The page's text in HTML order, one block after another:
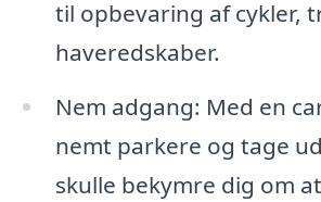
til opbevaring af cykler,
haveredskaber.
Nem adgang: Med en
nemt parkere og tage
skulle bekymre dig om